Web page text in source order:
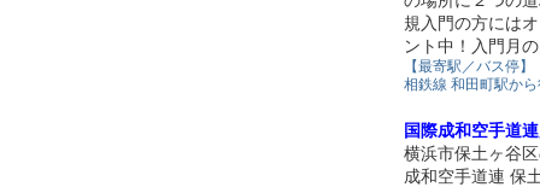
規入門の方には
ント中！入門月
【最寄駅／バス停】
相鉄線 和田町駅か
国際成和空手道
横浜市保土ヶ谷
成和空手道連 保